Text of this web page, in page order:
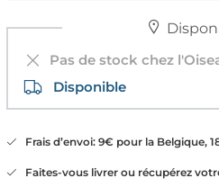
Pas de stock chez
Disponible
Frais d’envoi: 9€ pour la Belgique,
Faites-vous livrer ou récupérez